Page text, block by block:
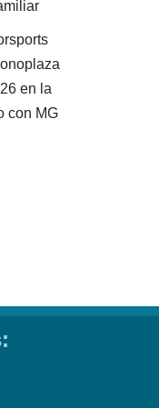
en la
con MG